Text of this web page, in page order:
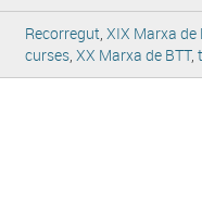
Recorregut, XIX Marxa de
curses, XX Marxa de BTT,